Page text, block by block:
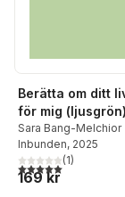
Berätta om ditt
för mig (ljusgrön)
Sara Bang-Melchior
Inbunden, 2025
5,0utav 5 stjärnor.
(1)
169 kr